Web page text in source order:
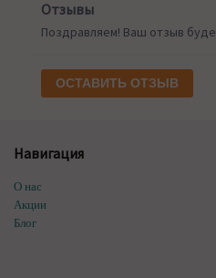
Отзывы
Поздравляем! Ваш отзыв
ОСТАВИТЬ ОТЗЫВ
Навигация
О нас
Акции
Блог